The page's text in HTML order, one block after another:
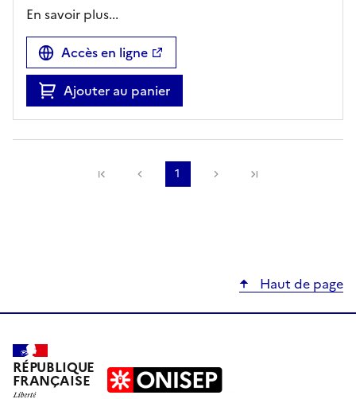
En savoir plus...
Accès en ligne
Ajouter au panier
Précédente
1 Suivante
Haut de page
RÉPUBLIQUE
FRANÇAISE